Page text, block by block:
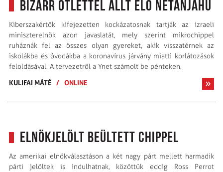
Bizarr ötlettel állt elő Netanjahu
Kiberszakértők kifejezetten kockázatosnak tartják az izraeli
miniszterelnök azon javaslatát, mely szerint mikrochippel
ruháznák fel az összes olyan gyereket, akik visszatérnek az
iskolákba és óvodákba a koronavírus járvány miatti korlátozások
feloldásával. A tervezetről a Ynet számolt be pénteken.
KULIFAI MÁTÉ / ONLINE
Elnökjelölt beültett chippel
Az amerikai elnökválasztáson a két nagy párt mellett harmadik
párti jelöltek is indulhatnak, közöttük eddig Ross Perrot